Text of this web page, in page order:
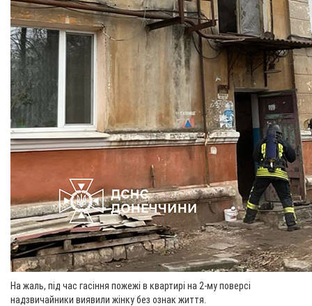
На жаль, під час гасіння пожежі в квартирі на 2-му поверсі
надзвичайники виявили жінку без ознак життя.